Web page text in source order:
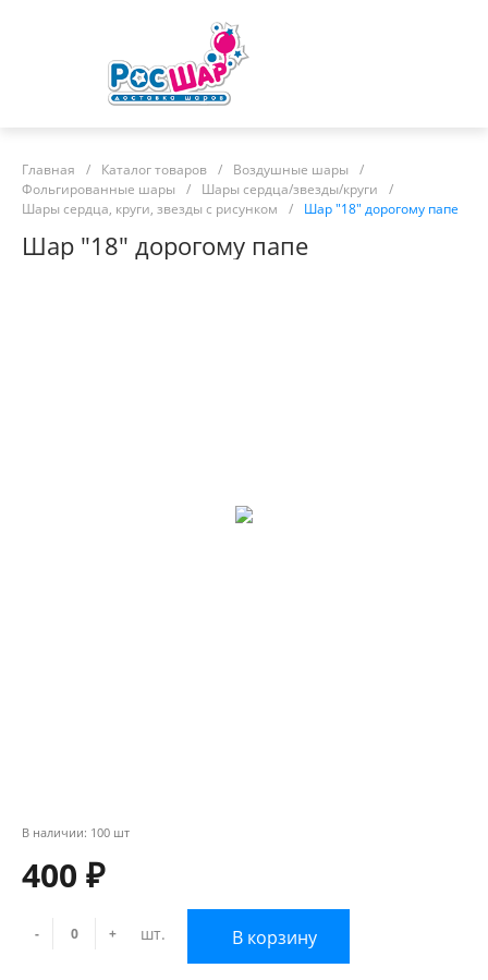
Главная / Каталог товаров / Воздушные шары
/
Фольгированные шары
/ Шары сердца/звезды/круги
/
Шары сердца, круги, звезды с рисунком
/ Шар "18" дорогому папе
Шар "18" дорогому папе
В наличии: 100 шт
400 ₽
- + шт. В корзину